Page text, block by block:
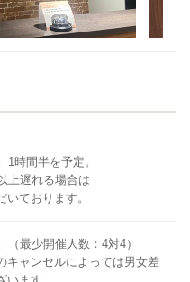
1時間半を予定。
上遅れる場合は
ております。
（最少開催人数：4対4）
キャンセルによっては男女差